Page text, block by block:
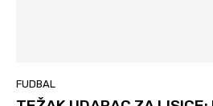
FUDBAL